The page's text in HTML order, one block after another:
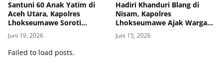
Santuni 60 Anak Yatim di
Aceh Utara, Kapolres
Lhokseumawe Soroti
Dukungan Pendidikan
Juni 19, 2026
Hadiri Khanduri Blang di
Nisam, Kapolres
Lhokseumawe Ajak Warga
Jaga Kamtibmas dan
Ketahanan Pangan
Juni 15, 2026
Failed to load posts.